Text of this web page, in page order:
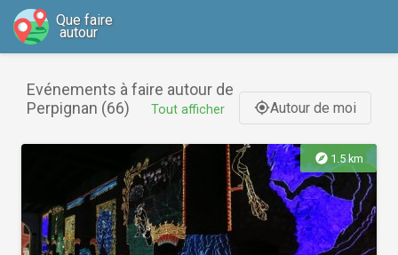
Que faire
autour
Evénements à faire autour de
Perpignan (66)
Tout afficher gps_fixedAutour de moi
explore 1.5 km